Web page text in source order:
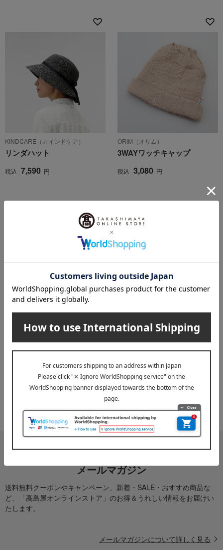
KINDCARE（カインドケア）
リンダハット
税込 7,590 円
ORIM（オリム）
3WAYワッチキャップ
税込 3,080 円
4件 (1/1ページ）
誕生日プレゼント トップへ
その他のカテゴリ
アイウエア
財布・小物
ストラップ・キーホルダー
ハンカチ
その他の雑貨小物
ファッション雑貨
※配送事業者に対して契約に基づき適正な運賃をお支払いし
ております。
メールマガジン
送料無料クーポンやキャンペーン、新着・SALE・おすすめ商品な
ど、「高島屋オンラインストア」のお得＆うれしい情報をお届けい
たします。
メールマガジンについて詳しく見る